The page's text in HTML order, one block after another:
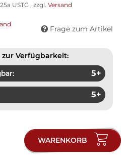
USTG , zzgl. Versand
Frage zum Artikel
Verfügbarkeit:
5+
5+
WARENKORB